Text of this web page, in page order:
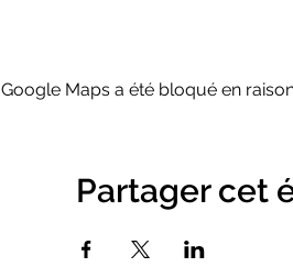
Google Maps a été bloqué en
Partager cet